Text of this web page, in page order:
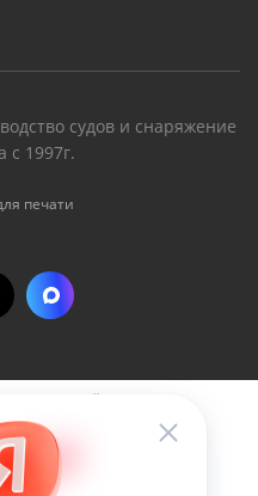
судов и снаряжение
с 1997г.
печати
не найден